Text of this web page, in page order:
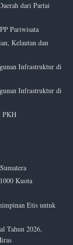
dari Partai
Pariwisata
Kelautan dan
Infrastruktur di
Infrastruktur di
PKH
Kuota
Etis untuk
Tahun 2026,